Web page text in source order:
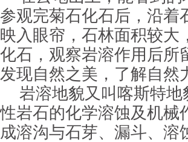
参观完菊石化石后，沿着
映入眼帘，石林面积较大
化石，观察岩溶作用后所
发现自然之美，了解自然
岩溶地貌又叫喀斯特
性岩石的化学溶蚀及机械
成溶沟与石芽、漏斗、溶